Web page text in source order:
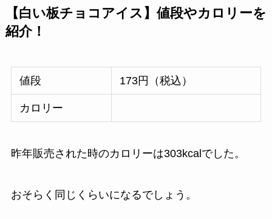
【白い板チョコアイス】値段やカロリーを
紹介！
値段 173円（税込）
カロリー
昨年販売された時のカロリーは303kcalでした。
おそらく同じくらいになるでしょう。